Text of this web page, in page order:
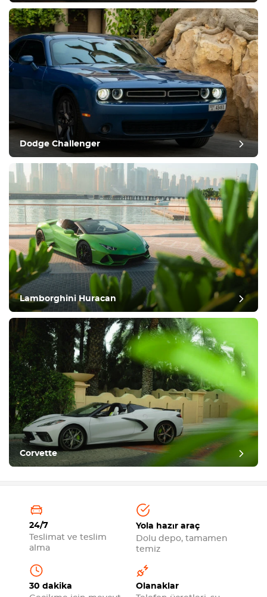
Dodge Challenger
Lamborghini Huracan
Corvette
24/7
Teslimat ve teslim
alma
Yola hazır araç
Dolu depo, tamamen
temiz
30 dakika
Olanaklar